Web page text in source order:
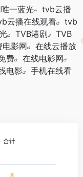
一蓝光
tvb云播
云播在线观看
tvb
TVB港剧
TVB
电影网
在线云播放
费
在线电影网
电影
手机在线看